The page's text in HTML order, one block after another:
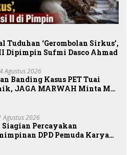
Tuduhan ‘Gerombolan Sirkus’,
Dipimpin Sufmi Dasco Ahmad
Agustus 2026
Banding Kasus PET Tuai
JAGA MARWAH Minta MA
Agustus 2026
Siagian Percayakan
DPD Pemuda Karya